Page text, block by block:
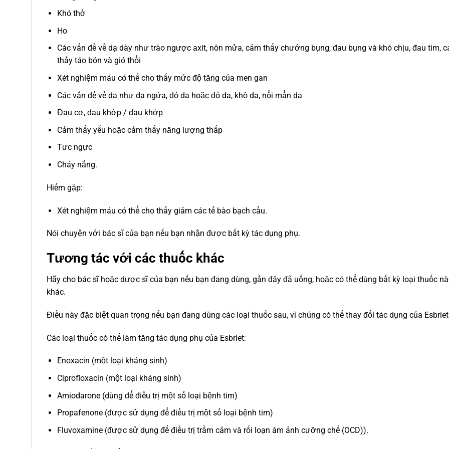
Khó thở
Ho
Các vấn đề về dạ dày như trào ngược axit, nôn mửa, cảm thấy chướng bụng, đau bụng và khó chịu, đau tim,
thấy táo bón và gió thổi
Xét nghiệm máu có thể cho thấy mức độ tăng của men gan
Các vấn đề về da như da ngứa, đỏ da hoặc đỏ da, khô da, nổi mẩn da
Đau cơ, đau khớp / đau khớp
Cảm thấy yếu hoặc cảm thấy năng lượng thấp
Tưc ngực
Cháy nắng.
Hiếm gặp:
Xét nghiệm máu có thể cho thấy giảm các tế bào bạch cầu.
Nói chuyện với bác sĩ của bạn nếu bạn nhận được bất kỳ tác dụng phụ.
Tương tác với các thuốc khác
Hãy cho bác sĩ hoặc dược sĩ của bạn nếu bạn đang dùng, gần đây đã uống, hoặc có thể dùng bất kỳ loại thuốc
khác.
Điều này đặc biệt quan trọng nếu bạn đang dùng các loại thuốc sau, vì chúng có thể thay đổi tác dụng của
Các loại thuốc có thể làm tăng tác dụng phụ của Esbriet:
Enoxacin (một loại kháng sinh)
Ciprofloxacin (một loại kháng sinh)
Amiodarone (dùng để điều trị một số loại bệnh tim)
Propafenone (được sử dụng để điều trị một số loại bệnh tim)
Fluvoxamine (được sử dụng để điều trị trầm cảm và rối loạn ám ảnh cưỡng chế (OCD)).